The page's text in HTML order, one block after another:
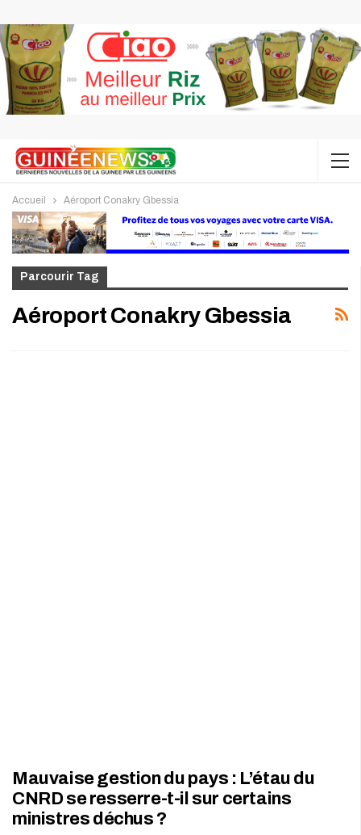
Accueil Aéroport Conakry Gbessia
Parcourir Tag
Aéroport Conakry Gbessia
Mauvaise gestion du pays : L’étau du
CNRD se resserre-t-il sur certains
ministres déchus ?